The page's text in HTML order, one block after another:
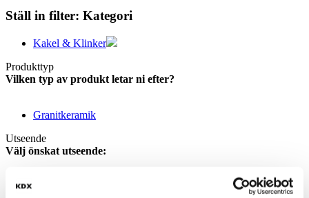
Ställ in filter: Kategori
Kakel & Klinker
Produkttyp
Vilken typ av produkt letar ni efter?
Granitkeramik
Utseende
Välj önskat utseende: